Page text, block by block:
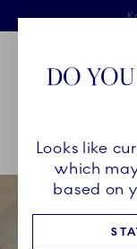
Main Navigation
Breadcrumb
Startseite
Inspirationen
DO
Looks like
which
based on